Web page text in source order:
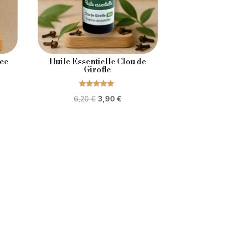
Huile Essentielle Clou de
Girofle
5.00
6,20€ Le
3,90 €Le